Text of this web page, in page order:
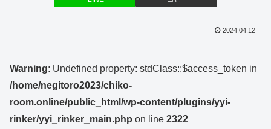
2024.04.12
Warning: Undefined property: stdClass::$access_token in
/home/negitoro2023/chiko-
room.online/public_html/wp-content/plugins/yyi-
rinker/yyi_rinker_main.php on line 2322